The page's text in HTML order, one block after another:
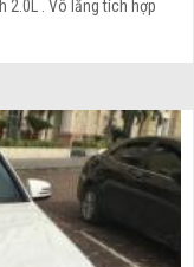
2.0L . Vô lăng tích hợp